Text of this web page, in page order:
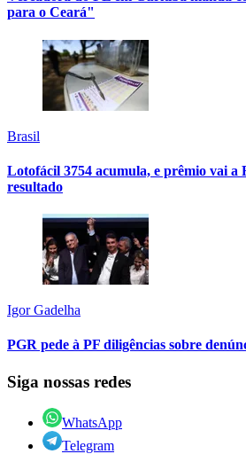
para o Ceará"
Brasil
Lotofácil 3754 acumula, e prêmio vai a
resultado
Igor Gadelha
PGR pede à PF diligências sobre
Siga nossas redes
WhatsApp
Telegram